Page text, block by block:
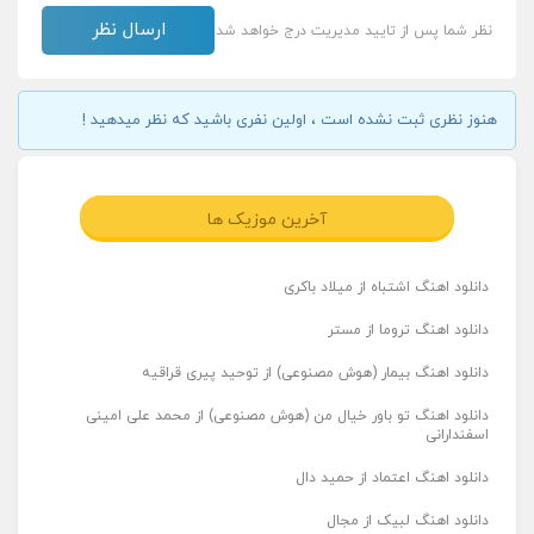
نظر شما پس از تایید مدیریت درج خواهد شد
هنوز نظری ثبت نشده است ، اولین نفری باشید که نظر میدهید !
آخرین موزیک ها
دانلود اهنگ اشتباه از میلاد باکری
دانلود اهنگ تروما از مستر
دانلود اهنگ بیمار (هوش مصنوعی) از توحید پیری قراقیه
دانلود اهنگ تو باور خیال من (هوش مصنوعی) از محمد علی امینی
اسفندارانی
دانلود اهنگ اعتماد از حمید دال
دانلود اهنگ لبیک از مجال